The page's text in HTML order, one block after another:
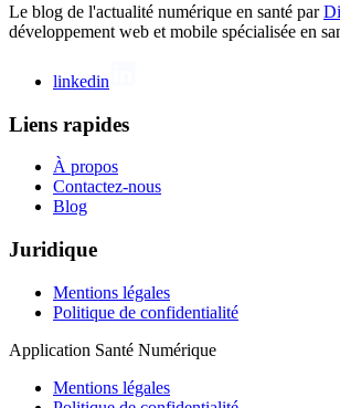
Le blog de l'actualité numérique en santé par
développement web et mobile spécialisée en
linkedin
Liens rapides
À propos
Contactez-nous
Blog
Juridique
Mentions légales
Politique de confidentialité
Application Santé Numérique
Mentions légales